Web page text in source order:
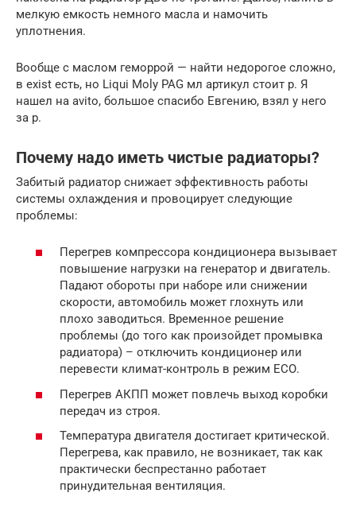
мелкую емкость немного масла и намочить
уплотнения.
Вообще с маслом геморрой — найти недорогое сложно,
в exist есть, но Liqui Moly PAG мл артикул стоит р. Я
нашел на avito, большое спасибо Евгению, взял у него
за р.
Почему надо иметь чистые радиаторы?
Забитый радиатор снижает эффективность работы
системы охлаждения и провоцирует следующие
проблемы:
Перегрев компрессора кондиционера вызывает
повышение нагрузки на генератор и двигатель.
Падают обороты при наборе или снижении
скорости, автомобиль может глохнуть или
плохо заводиться. Временное решение
проблемы (до того как произойдет промывка
радиатора) – отключить кондиционер или
перевести климат-контроль в режим ЕСО.
Перегрев АКПП может повлечь выход коробки
передач из строя.
Температура двигателя достигает критической.
Перегрева, как правило, не возникает, так как
практически беспрестанно работает
принудительная вентиляция.